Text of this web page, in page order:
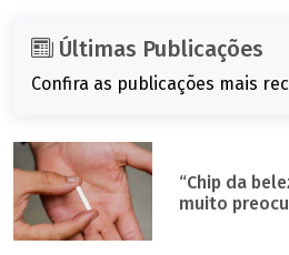
Últimas Publicações
Confira as publicações mais
“Chip da
muito